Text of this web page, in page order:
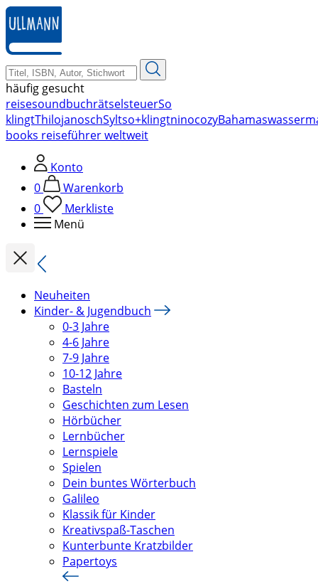
zum
Hauptinhalt
springen
häufig gesucht
reisesoundbuchrätselsteuerSo
klingtThilojanoschSyltso+klingtninocozyBahamas
books reiseführer weltweit
Konto
0
Warenkorb
0
Merkliste
Menü
Neuheiten
Kinder- & Jugendbuch
0-3 Jahre
4-6 Jahre
7-9 Jahre
10-12 Jahre
Basteln
Geschichten zum Lesen
Hörbücher
Lernbücher
Lernspiele
Spielen
Dein buntes Wörterbuch
Galileo
Klassik für Kinder
Kreativspaß-Taschen
Kunterbunte Kratzbilder
Papertoys